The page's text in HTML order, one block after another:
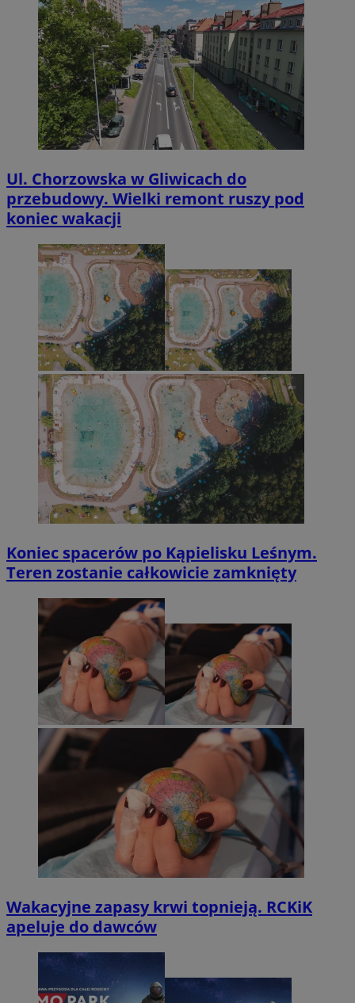
Ul. Chorzowska w Gliwicach do
przebudowy. Wielki remont ruszy pod
koniec wakacji
Koniec spacerów po Kąpielisku Leśnym.
Teren zostanie całkowicie zamknięty
Wakacyjne zapasy krwi topnieją. RCKiK
apeluje do dawców